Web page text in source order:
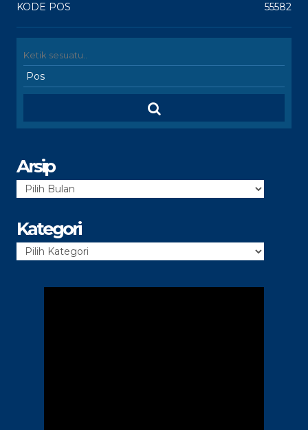
KODE POS
55582
Arsip
Arsip
Kategori
Kategori